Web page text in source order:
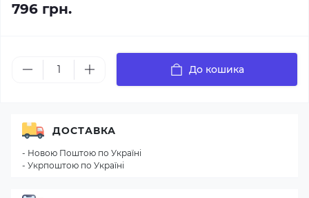
796 грн.
До кошика
ДОСТАВКА
- Новою Поштою по Україні
- Укрпоштою по Україні